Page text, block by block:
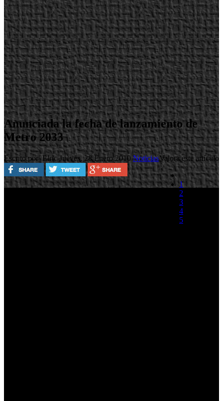
Anunciada la fecha de lanzamiento de
Metro 2033
Escrito por ElricJueves, 28 Enero 2010NoticiasValora este artículo
1
2
3
4
5
THQ ha anunciado que la fecha elegida para el